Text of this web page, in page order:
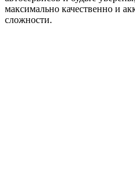
максимально качественно и
сложности.